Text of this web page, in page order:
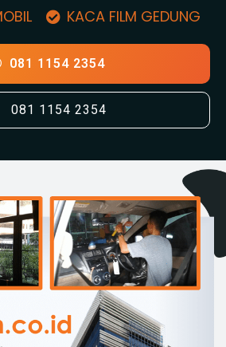
KACA FILM GEDUNG
081 1154 2354
081 1154 2354